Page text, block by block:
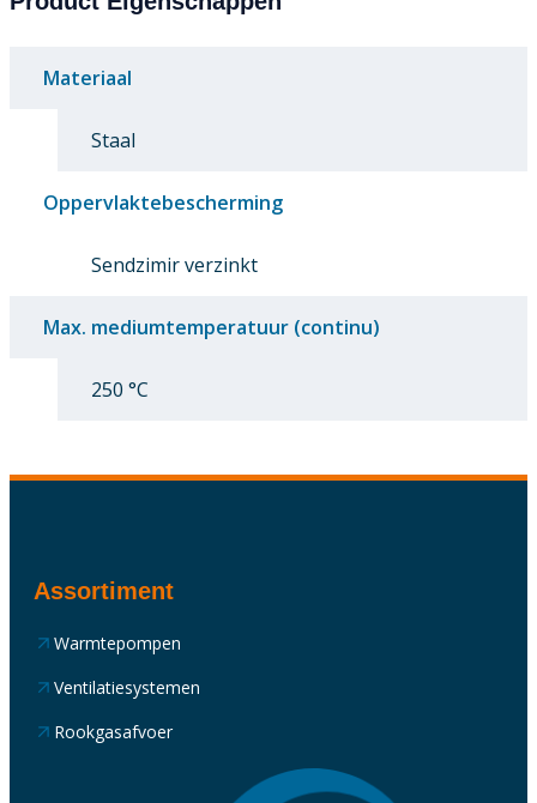
Materiaal
Staal
Oppervlaktebescherming
Sendzimir verzinkt
Max. mediumtemperatuur (continu)
250 °C
Assortiment
Warmtepompen
Ventilatiesystemen
Rookgasafvoer